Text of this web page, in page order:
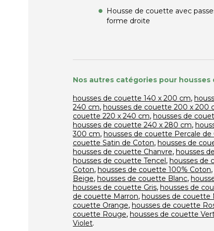
Housse de couette avec
forme droite
Nos autres catégories pour
housses de couette 140 x 200 cm,
240 cm, housses de couette 200 x 200
couette 220 x 240 cm, housses de
housses de couette 240 x 280 cm,
300 cm, housses de couette Percale de
couette Satin de Coton, housses de
housses de couette Chanvre, housses
housses de couette Tencel , housses de
Coton, housses de couette 100% Coton,
Beige, housses de couette Blanc,
housses de couette Gris, housses de
de couette Marron, housses de couette
couette Orange, housses de couette
couette Rouge, housses de couette
Violet.